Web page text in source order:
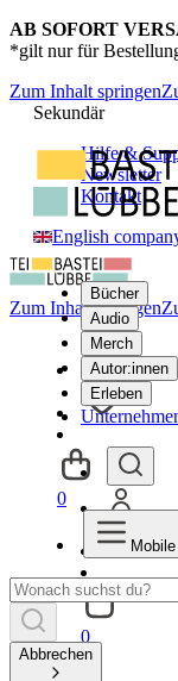
AB SOFORT
*gilt nur für
Zum Inhalt springen
Sekundär
Hilfe &
Newsletter
Kontakt
English
Bücher
Audio
Merch
Autor:innen
Erleben
0
Zum Inhalt springen
0
Abbrechen